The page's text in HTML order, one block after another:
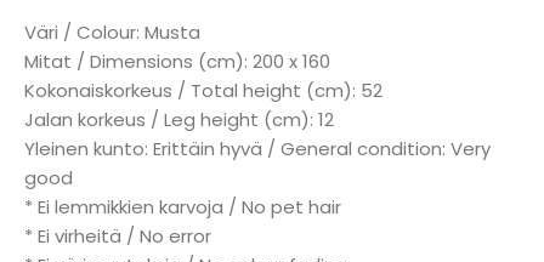
Väri / Colour: Musta
Mitat / Dimensions (cm): 200 x 160
Kokonaiskorkeus / Total height (cm): 52
Jalan korkeus / Leg height (cm): 12
Yleinen kunto: Erittäin hyvä / General condition: Very
good
* Ei lemmikkien karvoja / No pet hair
* Ei virheitä / No error